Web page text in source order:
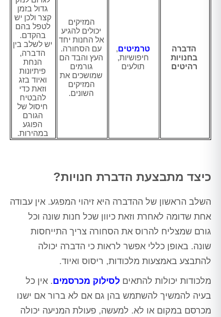
הדברה
בחנויות
רהיטים
טרמיטים,
חיפושיות,
תולעים
המזיקים
יכולים להגיע
אל החנות יחד
עם הסחורה.
העץ והבד הם
גורמים
שמושכים את
המזיקים
השונים.
גדול בזמן
קצר ולכן יש
לטפל בהם
בהקדם.
יש לשלב בין
הדברה,
הנחת
פיתיונות
ואיוד בזג
וזאת כדי
להבטיח
חיסול של
הגורם
הפוגע
במהירות.
כיצד מתבצעת הדברת חנויות?
השלב הראשון של ההדברה היא זיהוי המפגע. אין עבודה
אחת שדומה לאחרת וזאת כיוון שכל חנות שונה וכל
גורם שמצליח להרוס את הסחורה צריך התייחסות
שונה. באופן כללי אפשר לראות כי הדברה יכולה
להתבצע באמצעות מלכודות, ריסוס ואיוד.
מלכודות יכולות להתאים לסילוק מכרסמים. אין כל
בעיה להמשיך להשתמש בהן גם אם לא ברור אם ישנו
מכרסם במקום או לא. למעשה, פעולת המניעה יכולה